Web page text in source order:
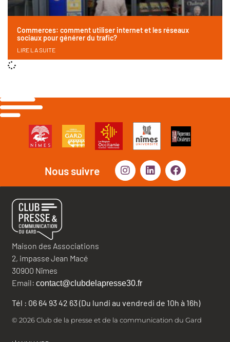
Commerces: comment utiliser internet et les réseaux
sociaux pour générer du trafic?
LIRE LA SUITE
Nous suivre
Maison des Associations
2, impasse Jean Macé
30900 Nîmes
Email: contact@clubdelapresse30.fr
Tél : 06 64 93 42 63 (Du lundi au vendredi de 10h à 16h)
© 2026 Club de la presse et de la communication du Gard